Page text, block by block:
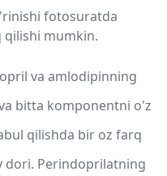
fotosuratda
mumkin.
va amlodipinning
bitta komponentni o'z
qilishda bir oz farq
dori. Perindoprilatning